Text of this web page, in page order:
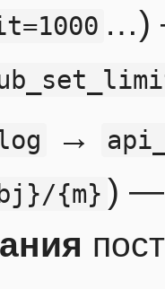
…)
→
{m} ) —